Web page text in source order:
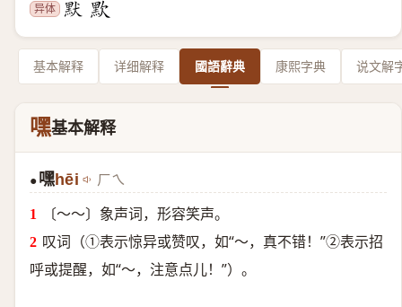
异体
基本解释 详细解释 國語辭典 康熙字典 说文解
嘿基本解释
● 嘿hēi ㄏㄟ
〔～～〕象声词，形容笑声。
叹词（①表示惊异或赞叹，如“～，真不错！”②表示招
呼或提醒，如“～，注意点儿！”）。